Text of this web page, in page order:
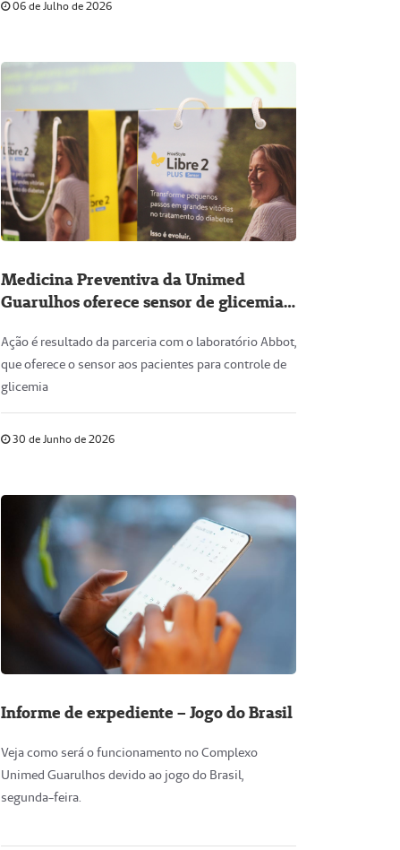
06 de Julho de 2026
Medicina Preventiva da Unimed
Guarulhos oferece sensor de glicemia
Ação é resultado da parceria com o laboratório Abbot,
que oferece o sensor aos pacientes para controle de
glicemia
30 de Junho de 2026
Informe de expediente – Jogo do Brasil
Veja como será o funcionamento no Complexo
Unimed Guarulhos devido ao jogo do Brasil,
segunda-feira.